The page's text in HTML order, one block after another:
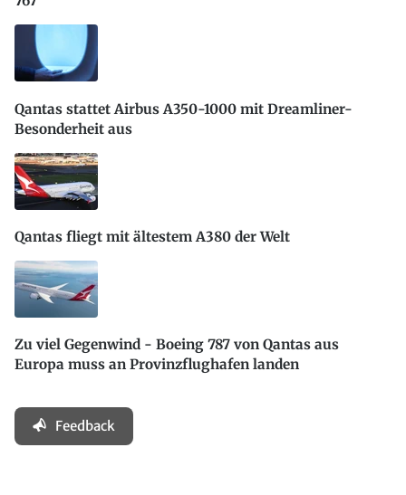
Qantas stattet Airbus A350-1000 mit Dreamliner-
Besonderheit aus
Qantas fliegt mit ältestem A380 der Welt
Zu viel Gegenwind - Boeing 787 von Qantas aus
Europa muss an Provinzflughafen landen
Feedback